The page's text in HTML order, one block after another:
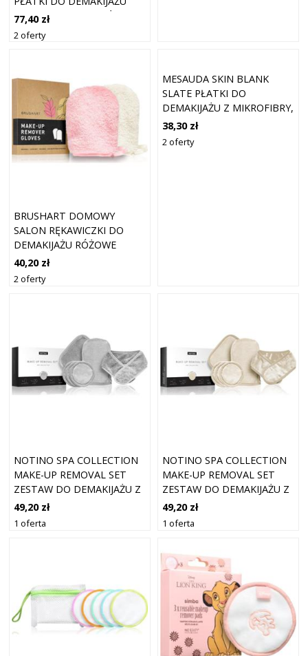
WIELOKROTNEGO UŻYTKU
COLOUR + LAUNDRY WASH
BAG 7 SZT.
77,40 zł
2 oferty
BRUSHART DOMOWY
SALON RĘKAWICZKI DO
DEMAKIJAŻU RÓŻOWE
KREMOWE RĘKAWICZKI DO
DEMAKIJAŻU 2 SZT
40,20 zł
2 oferty
MESAUDA SKIN BLANK
SLATE PŁATKI DO
DEMAKIJAŻU Z MIKROFIBRY,
ZMYWALNE I
WIELOKROTNEGO UŻYTKU
1 UNITÀ
38,30 zł
2 oferty
NOTINO SPA COLLECTION
MAKE-UP REMOVAL SET
ZESTAW DO DEMAKIJAŻU Z
MIKROFIBRY
49,20 zł
1 oferta
NOTINO SPA COLLECTION
MAKE-UP REMOVAL SET
ZESTAW DO DEMAKIJAŻU Z
MIKROFIBRY
49,20 zł
1 oferta